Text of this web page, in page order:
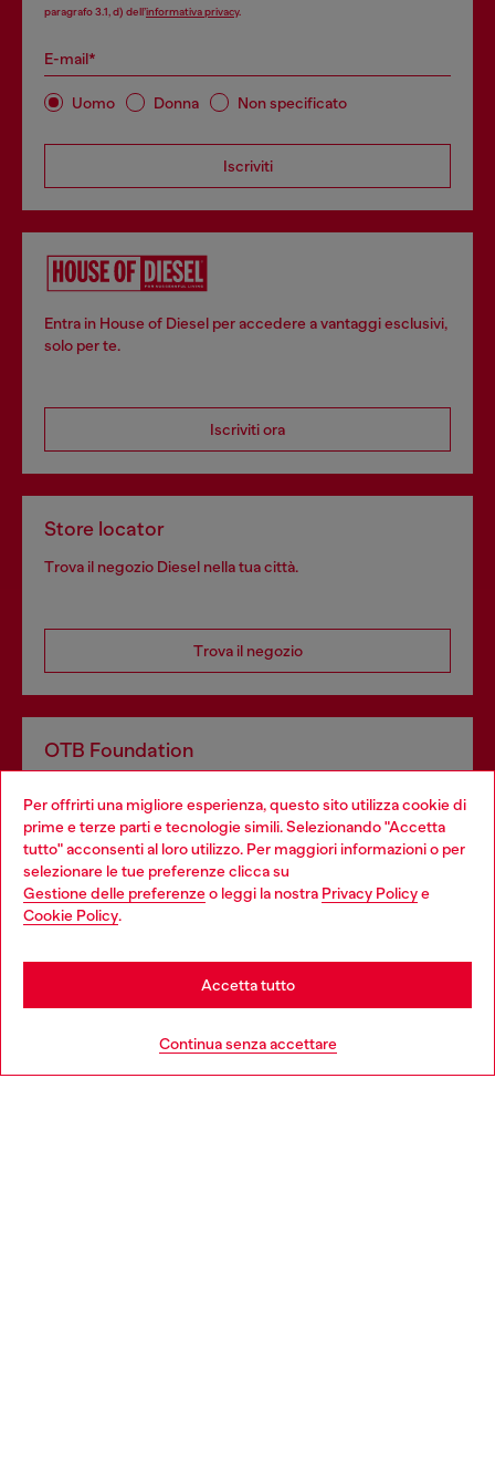
Per offrirti una migliore esperienza, questo sito utilizza cookie di
prime e terze parti e tecnologie simili. Selezionando "Accetta
tutto" acconsenti al loro utilizzo. Per maggiori informazioni o per
selezionare le tue preferenze clicca su
Gestione delle preferenzeo leggi la nostra Privacy Policye
Cookie Policy.
Continua senza accettare
Accetta tutto
paragrafo 3.1, d) dell’informativa privacy.
E-mail*
Uomo Donna Non specificato
Iscriviti
Entra in House of Diesel per accedere a vantaggi esclusivi,
solo per te.
Iscriviti ora
Store locator
Trova il negozio Diesel nella tua città.
Trova il negozio
OTB Foundation
profit del gruppo OTB che sostiene progetti concreti per
giovani, donne, inclusione ed emergenze in tutto il mondo.
Choose your location
You are currently browsing Italia website, but it seems you may
be based in United States